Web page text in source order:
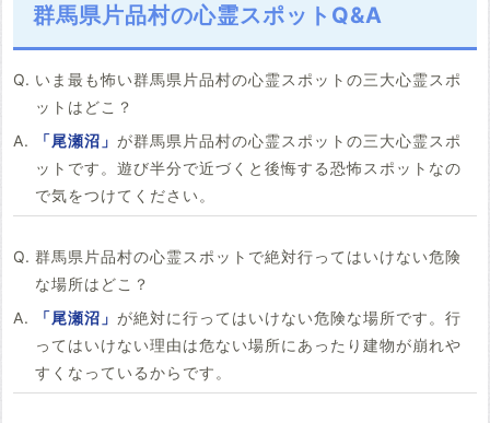
群馬県片品村の心霊スポットQ&A
いま最も怖い群馬県片品村の心霊スポットの三大心霊スポ
ットはどこ？
「尾瀬沼」 が群馬県片品村の心霊スポットの三大心霊スポ
ットです。遊び半分で近づくと後悔する恐怖スポットなの
で気をつけてください。
群馬県片品村の心霊スポットで絶対行ってはいけない危険
な場所はどこ？
「尾瀬沼」 が絶対に行ってはいけない危険な場所です。行
ってはいけない理由は危ない場所にあったり建物が崩れや
すくなっているからです。